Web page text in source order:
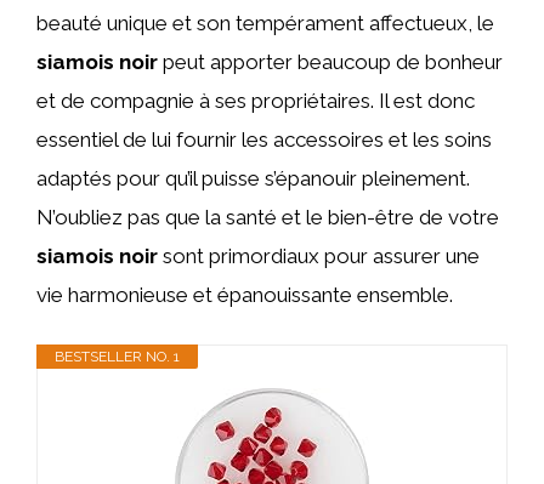
beauté unique et son tempérament affectueux, le
siamois noir peut apporter beaucoup de bonheur
et de compagnie à ses propriétaires. Il est donc
essentiel de lui fournir les accessoires et les soins
adaptés pour qu’il puisse s’épanouir pleinement.
N’oubliez pas que la santé et le bien-être de votre
siamois noir sont primordiaux pour assurer une
vie harmonieuse et épanouissante ensemble.
BESTSELLER NO. 1